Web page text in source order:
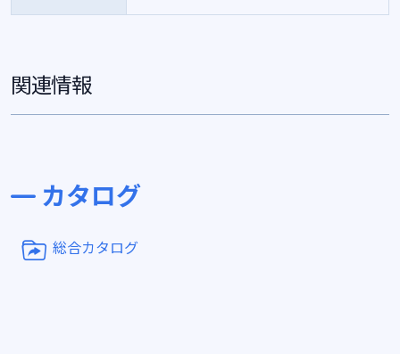
関連情報
カタログ
総合カタログ